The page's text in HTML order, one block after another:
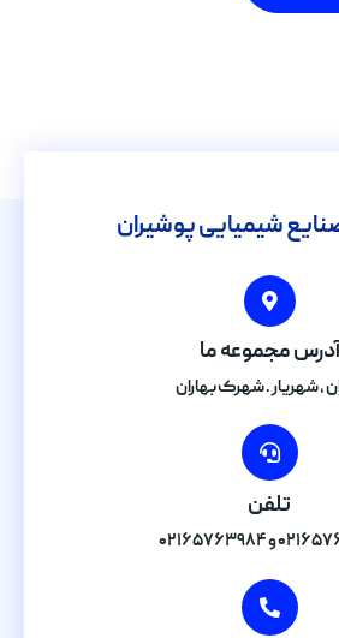
شیمیایی پوشیران
آدرس مجموعه ما
, شهریار . شهرک بهاران
تلفن
و ۰۲۱۶۵۷۶۳۹۸۴